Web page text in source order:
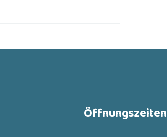
Öffnungszeiten